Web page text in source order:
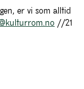
er vi som alltid
//21